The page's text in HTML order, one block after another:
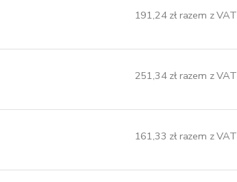
191,24 zł razem z VAT
251,34 zł razem z VAT
161,33 zł razem z VAT